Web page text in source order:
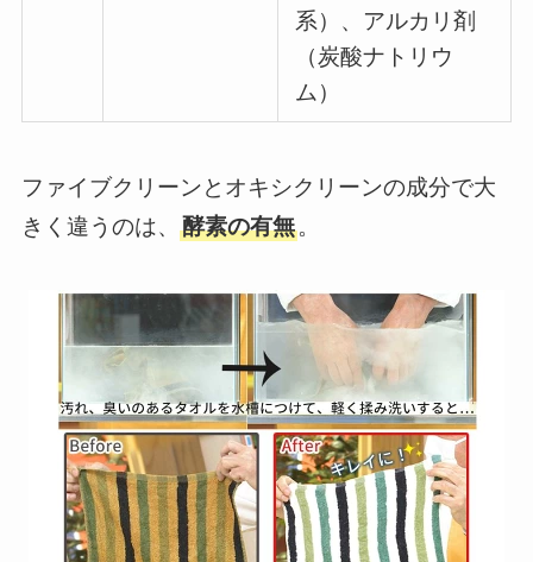
系）、アルカリ剤
（炭酸ナトリウ
ム）
ファイブクリーンとオキシクリーンの成分で大
きく違うのは、 酵素の有無。